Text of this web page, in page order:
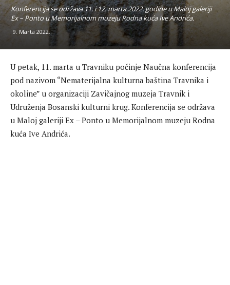
Konferencija se održava 11. i 12. marta 2022. godine u Maloj galeriji
Ex – Ponto u Memorijalnom muzeju Rodna kuća Ive Andrića.
9. Marta 2022.
U petak, 11. marta u Travniku počinje Naučna konferencija
pod nazivom “Nematerijalna kulturna baština Travnika i
okoline” u organizaciji Zavičajnog muzeja Travnik i
Udruženja Bosanski kulturni krug. Konferencija se održava
u Maloj galeriji Ex – Ponto u Memorijalnom muzeju Rodna
kuća Ive Andrića.